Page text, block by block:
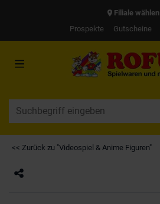
Filiale wählen
Prospekte
Gutscheine
<< Zurück zu "Videospiel & Anime Figuren"